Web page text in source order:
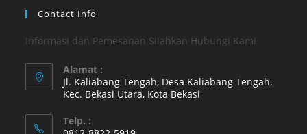
Contact Info
Informasi dan Pemesanan Silahkan Hubungi Kami
Alamat :
Jl. Kaliabang Tengah, Desa Kaliabang Tengah,
Kec. Bekasi Utara, Kota Bekasi
in
Telp. :